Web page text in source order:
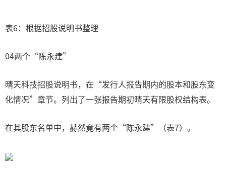
表6：根据招股说明书整理
04两个“陈永建”
晴天科技招股说明书，在“发行人报告期内的股本和股东变
化情况”章节。列出了一张报告期初晴天有限股权结构表。
在其股东名单中，赫然竟有两个“陈永建”（表7）。